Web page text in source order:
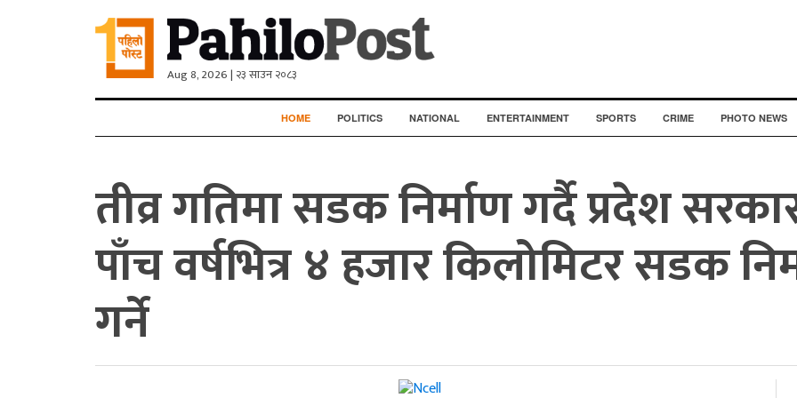
Aug 8, 2026 | २३ साउन २०८३
HOME POLITICS NATIONAL ENTERTAINMENT SPORTS CRIME PHOTO NEWS
तीव्र गतिमा सडक निर्माण गर्दै प्रदेश
पाँच वर्षभित्र ४ हजार किलोमिटर सडक
गर्ने